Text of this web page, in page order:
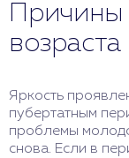
Причины
возраста
Яркость
пубертатным
проблемы
снова. Если в